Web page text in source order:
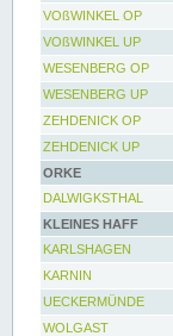
VOßWINKEL OP
VOßWINKEL UP
WESENBERG OP
WESENBERG UP
ZEHDENICK OP
ZEHDENICK UP
ORKE
DALWIGKSTHAL
KLEINES HAFF
KARLSHAGEN
KARNIN
UECKERMÜNDE
WOLGAST